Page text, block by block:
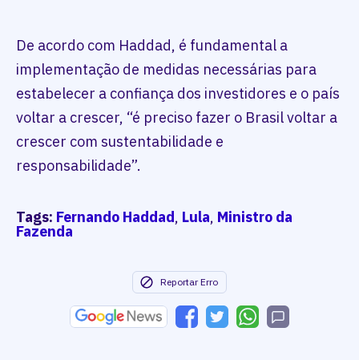
De acordo com Haddad, é fundamental a
implementação de medidas necessárias para
estabelecer a confiança dos investidores e o país
voltar a crescer, “é preciso fazer o Brasil voltar a
crescer com sustentabilidade e
responsabilidade”.
Tags: Fernando Haddad, Lula, Ministro da
Fazenda
Reportar Erro